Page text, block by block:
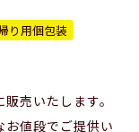
り用個包装
売いたします。
値段でご提供い